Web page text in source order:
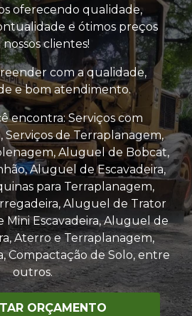
oferecendo qualidade,
e ótimos preços
nossos clientes!
com a qualidade,
e bom atendimento.
encontra: Serviços com
Serviços de Terraplanagem,
Aluguel de Bobcat,
Aluguel de Escavadeira,
para Terraplanagem,
Aluguel de Trator
Mini Escavadeira, Aluguel de
Aterro e Terraplanagem,
Compactação de Solo, entre
outros.
ORÇAMENTO